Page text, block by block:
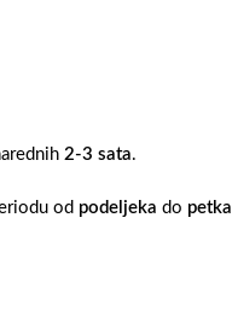
2-3 sata.
od podeljeka do petka